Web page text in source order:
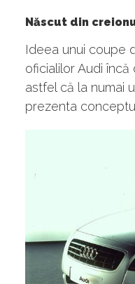
Născut din
Ideea unui coupe
oficialilor Audi
astfel că la numai
prezenta